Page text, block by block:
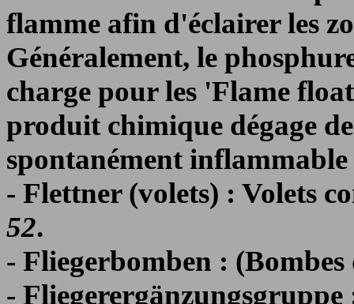
flamme afin d'éclairer les
Généralement, le
charge pour les 'Flame
produit chimique dégage
spontanément
- Flettner (volets) : Volets
52.
- Fliegerbomben :
- Fliegerergänzungsgruppe